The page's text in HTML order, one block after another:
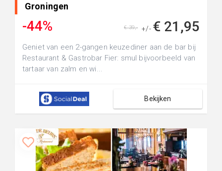
Groningen
-44% +/- € 21,95
€ 39,-
Geniet van een 2-gangen keuzediner aan de bar bij
Restaurant & Gastrobar Fier: smul bijvoorbeeld van
tartaar van zalm en wi...
Bekijken